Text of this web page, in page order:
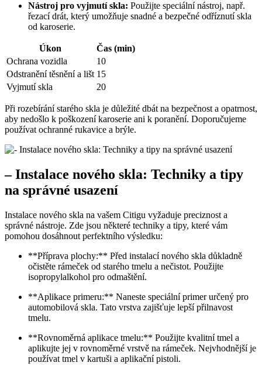
Nástroj pro vyjmutí skla: Použijte speciální nástroj, např.
řezací drát, který umožňuje snadné a bezpečné odříznutí skla
od karoserie.
Úkon
Čas (min)
Ochrana vozidla
10
Odstranění těsnění a lišt 15
Vyjmutí skla
20
Při rozebírání starého skla je důležité dbát na bezpečnost a opatrnost,
aby nedošlo k poškození karoserie ani k poranění. Doporučujeme
používat ochranné rukavice a brýle.
– Instalace nového skla: Techniky a tipy
na správné usazení
Instalace nového skla na vašem Citigu vyžaduje preciznost a
správné nástroje. Zde jsou některé techniky a tipy, které vám
pomohou dosáhnout perfektního výsledku:
**Příprava plochy:** Před instalací nového skla důkladně
očistěte rámeček od starého tmelu a nečistot. Použijte
isopropylalkohol pro odmaštění.
**Aplikace primeru:** Naneste speciální primer určený pro
automobilová skla. Tato vrstva zajišťuje lepší přilnavost
tmelu.
**Rovnoměrná aplikace tmelu:** Použijte kvalitní tmel a
aplikujte jej v rovnoměrné vrstvě na rámeček. Nejvhodnější je
používat tmel v kartuši a aplikační pistoli.